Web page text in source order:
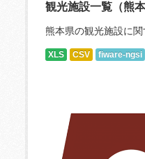
観光施設一覧（熊本
熊本県の観光施設に関
XLS CSV fiware-ngsi